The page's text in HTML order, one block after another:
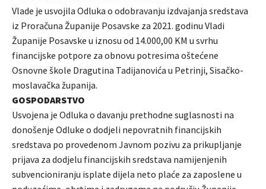
Vlade je usvojila Odluka o odobravanju izdvajanja sredstava
iz Proračuna Županije Posavske za 2021. godinu Vladi
Županije Posavske u iznosu od 14.000,00 KM u svrhu
financijske potpore za obnovu potresima oštećene
Osnovne škole Dragutina Tadijanovića u Petrinji, Sisačko-
moslavačka županija.
GOSPODARSTVO
Usvojena je Odluka o davanju prethodne suglasnosti na
donošenje Odluke o dodjeli nepovratnih financijskih
sredstava po provedenom Javnom pozivu za prikupljanje
prijava za dodjelu financijskih sredstava namijenjenih
subvencioniranju isplate dijela neto plaće za zaposlene u